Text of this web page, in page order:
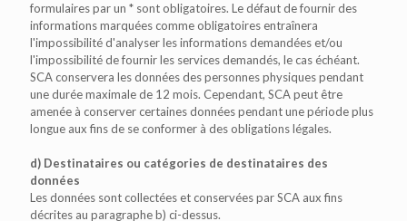
formulaires par un * sont obligatoires. Le défaut de fournir des
informations marquées comme obligatoires entraînera
l'impossibilité d'analyser les informations demandées et/ou
l'impossibilité de fournir les services demandés, le cas échéant.
SCA conservera les données des personnes physiques pendant
une durée maximale de 12 mois. Cependant, SCA peut être
amenée à conserver certaines données pendant une période plus
longue aux fins de se conformer à des obligations légales.
d) Destinataires ou catégories de destinataires des
données
Les données sont collectées et conservées par SCA aux fins
décrites au paragraphe b) ci-dessus.